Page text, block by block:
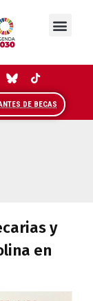
DE BECAS
y
en